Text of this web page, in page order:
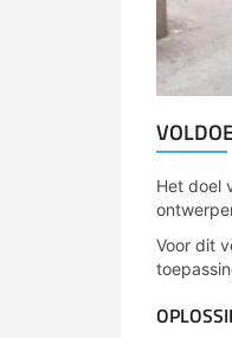
Het doel
Voor dit